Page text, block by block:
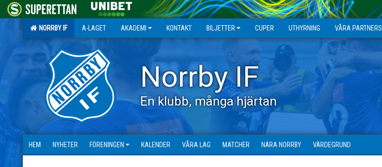
NORRBY IF A-LAGET AKADEMI KONTAKT BILJETTER CUPER UTHYRNING VÅRA PARTNERS
Norrby IF
En klubb, många hjärtan
HEM NYHETER FÖRENINGEN KALENDER VÅRA LAG MATCHER NÄRA NORRBY VÄRDEGRUND